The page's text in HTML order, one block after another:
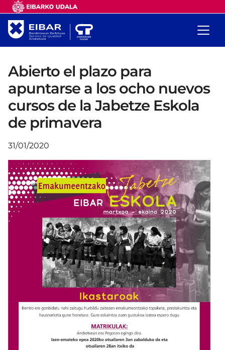
Abierto el plazo para
apuntarse a los ocho nuevos
cursos de la Jabetze Eskola
de primavera
31/01/2020